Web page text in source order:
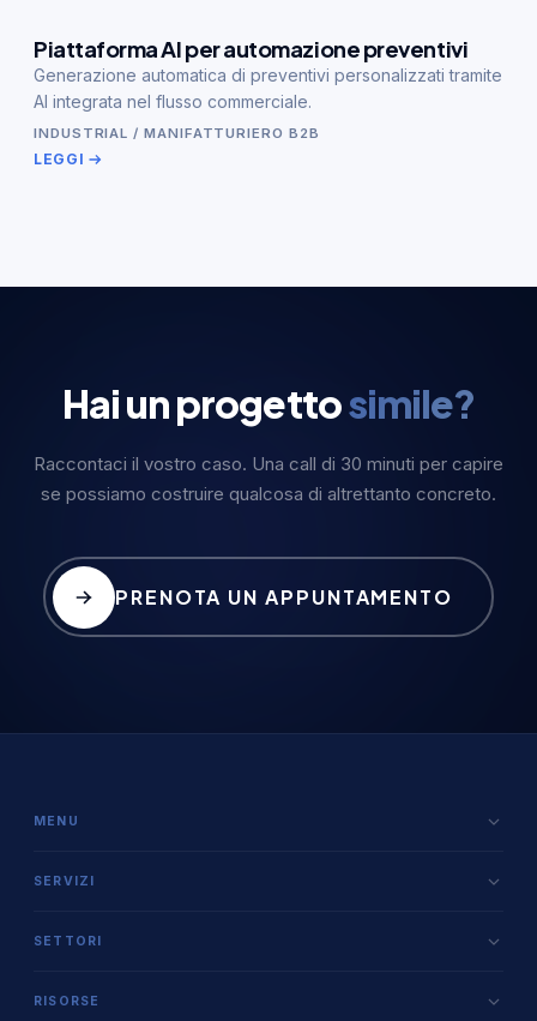
Piattaforma AI per automazione preventivi
Generazione automatica di preventivi personalizzati tramite
AI integrata nel flusso commerciale.
INDUSTRIAL / MANIFATTURIERO B2B
LEGGI
Hai un progettosimile?
Raccontaci il vostro caso. Una call di 30 minuti per capire
se possiamo costruire qualcosa di altrettanto concreto.
PRENOTA UN APPUNTAMENTO
MENU
Team
FAQ
SERVIZI
App & WebApp
SETTORI
RISORSE